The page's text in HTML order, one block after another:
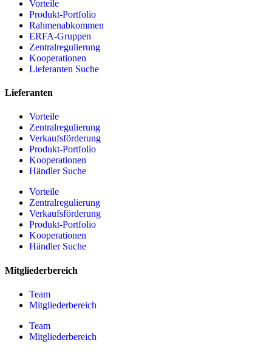
Vorteile
Produkt-Portfolio
Rahmenabkommen
ERFA-Gruppen
Zentralregulierung
Kooperationen
Lieferanten Suche
Lieferanten
Vorteile
Zentralregulierung
Verkaufsförderung
Produkt-Portfolio
Kooperationen
Händler Suche
Vorteile
Zentralregulierung
Verkaufsförderung
Produkt-Portfolio
Kooperationen
Händler Suche
Mitgliederbereich
Team
Mitgliederbereich
Team
Mitgliederbereich